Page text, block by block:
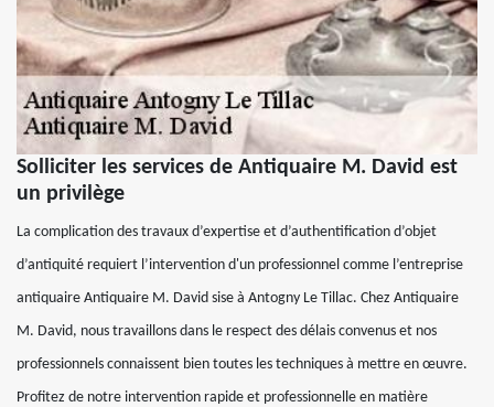
Solliciter les services de Antiquaire M. David est
un privilège
La complication des travaux d’expertise et d’authentification d’objet
d’antiquité requiert l’intervention d'un professionnel comme l’entreprise
antiquaire Antiquaire M. David sise à Antogny Le Tillac. Chez Antiquaire
M. David, nous travaillons dans le respect des délais convenus et nos
professionnels connaissent bien toutes les techniques à mettre en œuvre.
Profitez de notre intervention rapide et professionnelle en matière